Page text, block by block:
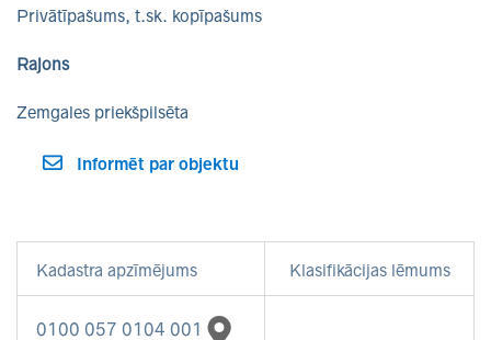
Privātīpašums, t.sk. kopīpašums
Rajons
Zemgales priekšpilsēta
Informēt par objektu
Kadastra apzīmējums Klasifikācijas lēmums
0100 057 0104 001